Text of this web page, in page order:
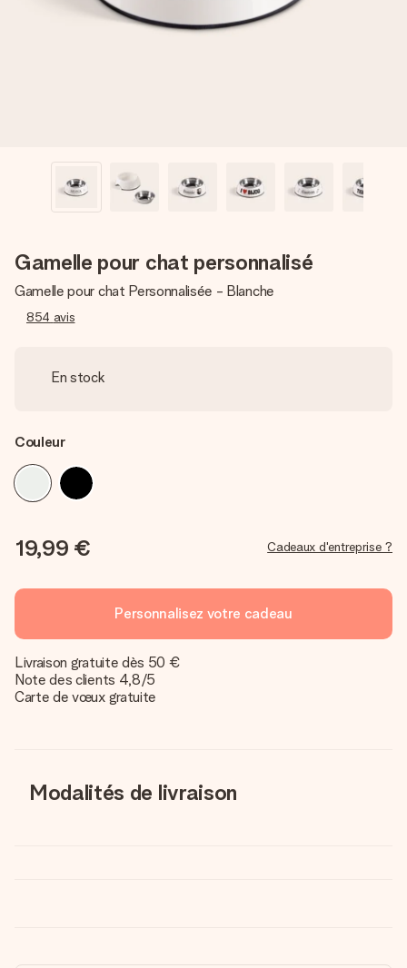
Créez quelque chose d’unique en quelques étapes – avec
son prénom, votre photo ou un message qui touche le cœur.
Sans complications, juste tout l’amour pour le moment idéal.
Gamelle pour chat personnalisé
Gamelle pour chat Personnalisée - Blanche
854 avis
En stock
Couleur
19,99 € Cadeaux d'entreprise ?
Personnalisez votre cadeau
Livraison gratuite dès 50 €
Note des clients 4,8/5
Carte de vœux gratuite
Modalités de livraison